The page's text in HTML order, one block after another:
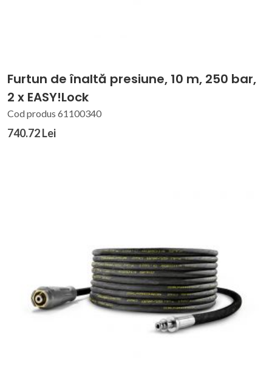
Furtun de înaltă presiune, 10 m, 250 bar,
2 x EASY!Lock
Cod produs 61100340
740.72 Lei